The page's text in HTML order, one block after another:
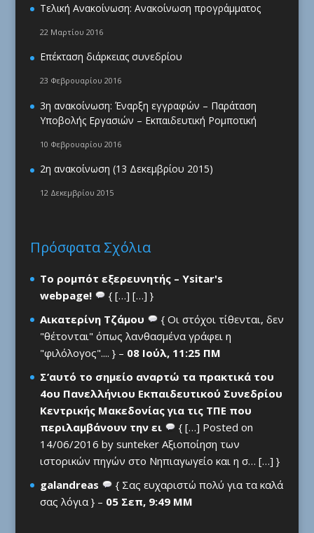
Τελική Ανακοίνωση: Ανακοίνωση προγράμματος
22 Μαρτίου 2016
Επέκταση διάρκειας συνεδρίου
23 Φεβρουαρίου 2016
3η ανακοίνωση: Έναρξη εγγραφών – Παράταση
Υποβολής Εργασιών – Εκπαιδευτική Ρομποτική
10 Φεβρουαρίου 2016
2η ανακοίνωση (13 Δεκεμβρίου 2015)
12 Δεκεμβρίου 2015
Πρόσφατα Σχόλια
Το ρομπότ εξερευνητής – Ysitar's
webpage!
{ […] […] }
Αικατερίνη Τζάμου
{ Οι στόχοι τίθενται, δεν
"θέτονται" όπως λανθασμένα γράφει η
"φιλόλογος".... } – 08 Ιούλ, 11:25 ΠΜ
Σ’αυτό το σημείο αναρτώ τα πρακτικά του
4ου Πανελλήνιου Εκπαιδευτικού Συνεδρίου
Κεντρικής Μακεδονίας για τις ΤΠΕ που
περιλαμβάνουν την ει
{ […] Posted on
14/06/2016 by sunteker Αξιοποίηση των
ιστορικών πηγών στο Νηπιαγωγείο και η σ… […] }
galandreas
{ Σας ευχαριστώ πολύ για τα καλά
σας λόγια } – 05 Σεπ, 9:49 ΜΜ